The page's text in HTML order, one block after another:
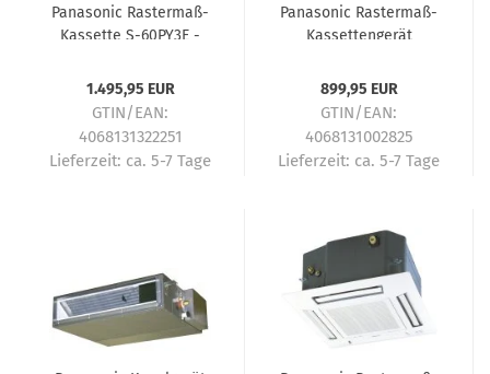
Panasonic Rastermaß-
Kassette S-60PY3E -
1.495,95 EUR
GTIN/EAN:
4068131322251
Lieferzeit: ca. 5-7 Tage
Panasonic Rastermaß-
Kassettengerät
MZ20UB4EA Multi-Split
Innengerät - 2,0 kW
899,95 EUR
GTIN/EAN:
4068131002825
Lieferzeit: ca. 5-7 Tage